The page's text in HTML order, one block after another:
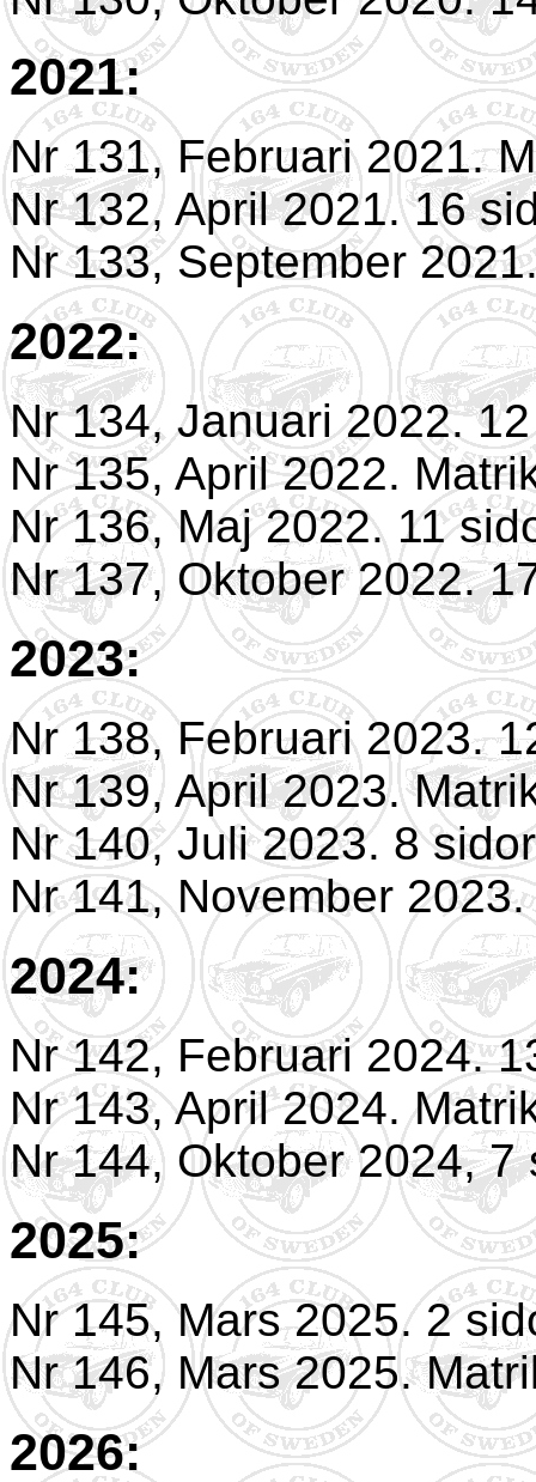
2021:
Nr 131, Februari 2021.
Nr 132, April 2021. 16
Nr 133, September
2022:
Nr 134, Januari 2022.
Nr 135, April 2022.
Nr 136, Maj 2022. 11
Nr 137, Oktober 2022.
2023:
Nr 138, Februari 2023.
Nr 139, April 2023.
Nr 140, Juli 2023. 8 sidor
Nr 141, November
2024:
Nr 142, Februari 2024.
Nr 143, April 2024.
Nr 144, Oktober 2024, 7
2025:
Nr 145, Mars 2025. 2
Nr 146, Mars 2025.
2026: